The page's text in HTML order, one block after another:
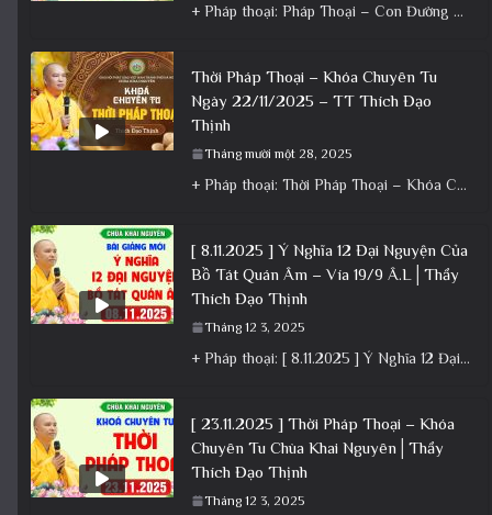
+ Pháp thoại: Pháp Thoại – Con Đường Bồ Tát Đạo │TT. Thích Đạo Thịnh + Album: Pháp Thoại +
Thời Pháp Thoại – Khóa Chuyên Tu
Ngày 22/11/2025 – TT Thích Đạo
Thịnh
Tháng mười một 28, 2025
+ Pháp thoại: Thời Pháp Thoại – Khóa Chuyên Tu Ngày 22/11/2025 – TT Thích Đạo Thịnh + Album: Pháp
[ 8.11.2025 ] Ý Nghĩa 12 Đại Nguyện Của
Bồ Tát Quán Âm – Vía 19/9 Â.L│Thầy
Thích Đạo Thịnh
Tháng 12 3, 2025
+ Pháp thoại: [ 8.11.2025 ] Ý Nghĩa 12 Đại Nguyện Của Bồ Tát Quán Âm – Vía 19/9 Â.L│Thầy
[ 23.11.2025 ] Thời Pháp Thoại – Khóa
Chuyên Tu Chùa Khai Nguyên│Thầy
Thích Đạo Thịnh
Tháng 12 3, 2025